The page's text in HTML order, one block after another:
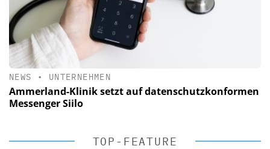
NEWS • UNTERNEHMEN
Ammerland-Klinik setzt auf datenschutzkonformen
Messenger Siilo
TOP-FEATURE